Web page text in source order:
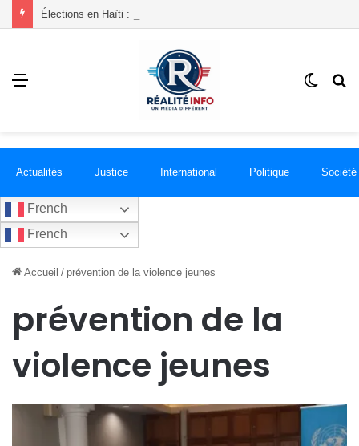
Menu
Switch
Actualités Justice International Politique Société
French
French
Accueil / prévention de la violence jeunes
prévention de la
violence jeunes